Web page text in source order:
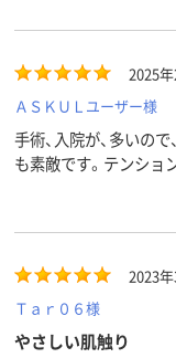
2025
ＡＳＫＵＬユーザー様
手術、入院が、多いの
も素敵です。テンショ
みつけて人生は終わ
2023
Ｔａｒ０６様
やさしい肌触り